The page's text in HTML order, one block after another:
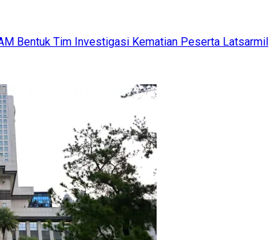
Bentuk Tim Investigasi Kematian Peserta Latsarmil